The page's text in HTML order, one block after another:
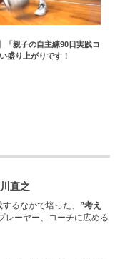
「親子の自主練90日実践コ
盛り上がりです！
直之
るなかで培った、 ”考え
レーヤー、コーチに広める